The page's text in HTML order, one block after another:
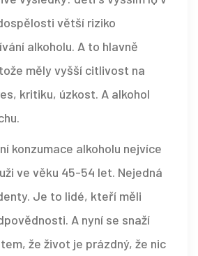
větší riziko
alkoholu. A to hlavně
měly vyšší citlivost na
kritiku, úzkost. A alkohol
konzumace alkoholu nejvíce
ve věku 45-54 let. Nejedná
Je to lidé, kteří měli
A nyní se snaží
že život je prázdný, že nic